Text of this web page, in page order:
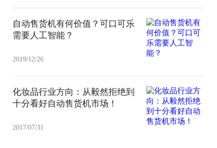
自动售货机有何价值？可口可乐
需要人工智能？
2019/12/26
化妆品行业方向：从毅然拒绝到
十分看好自动售货机市场！
2017/07/31